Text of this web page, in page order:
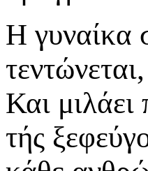
Η γυναίκα
Και
τής